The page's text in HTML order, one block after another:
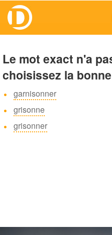
Le mot exact n'a
choisissez la
garnisonner
grisonne
grisonner